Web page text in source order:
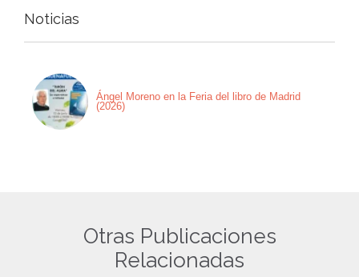
Noticias
Ángel Moreno en la Feria del libro de Madrid
(2026)
Otras Publicaciones
Relacionadas